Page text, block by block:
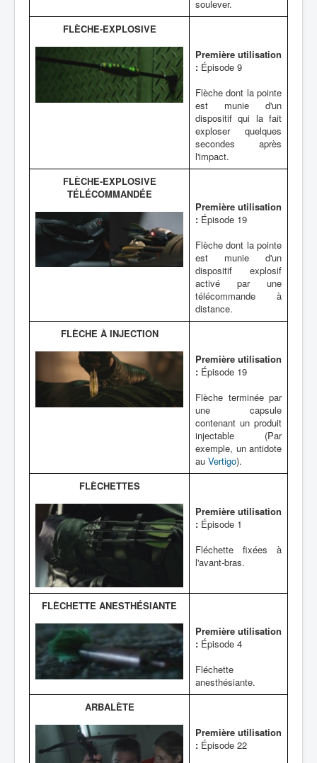
soulever.
FLÈCHE-EXPLOSIVE
Première utilisation
: Épisode 9
Flèche dont la pointe
est munie d'un
dispositif qui la fait
exploser quelques
secondes après
l'impact.
FLÈCHE-EXPLOSIVE
TÉLÉCOMMANDÉE
Première utilisation
: Épisode 19
Flèche dont la pointe
est munie d'un
dispositif explosif
activé par une
télécommande à
distance.
FLÈCHE À INJECTION
Première utilisation
: Épisode 19
Flèche terminée par
une capsule
contenant un produit
injectable (Par
exemple, un antidote
au Vertigo).
FLÈCHETTES
Première utilisation
: Épisode 1
Fléchette fixées à
l'avant-bras.
FLÈCHETTE ANESTHÉSIANTE
Première utilisation
: Épisode 4
Fléchette
anesthésiante.
ARBALÈTE
Première utilisation
: Épisode 22